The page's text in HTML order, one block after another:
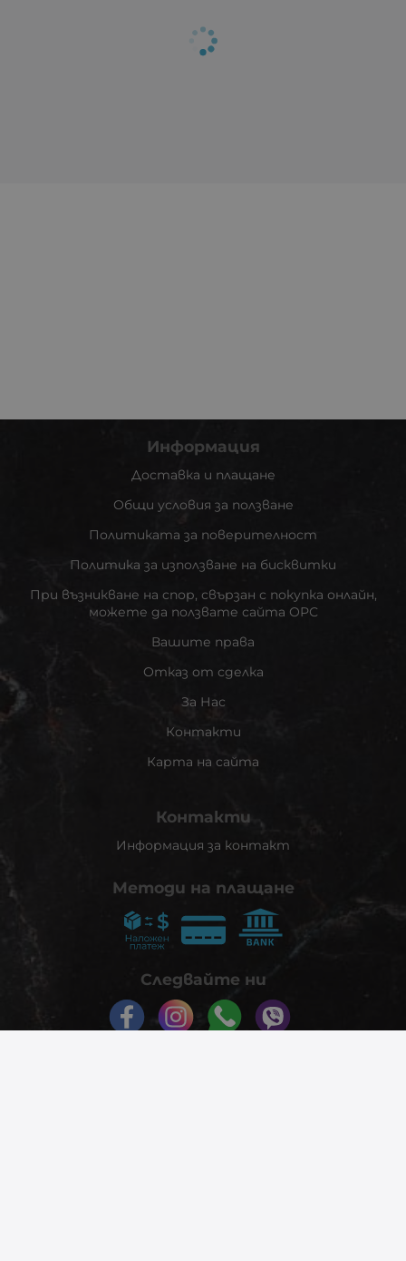
Информация
Доставка и плащане
Общи условия за ползване
Политиката за поверителност
Политика за използване на бисквитки
При възникване на спор, свързан с покупка онлайн,
можете да ползвате сайта ОРС
Вашите права
Отказ от сделка
За Нас
Контакти
Карта на сайта
Контакти
Информация за контакт
Методи на плащане
Следвайте ни